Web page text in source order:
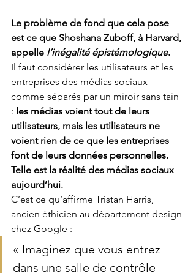
Le problème de fond que cela pose
est ce que Shoshana Zuboff, à Harvard,
appelle l’inégalité épistémologique.
Il faut considérer les utilisateurs et les
entreprises des médias sociaux
comme séparés par un miroir sans tain
: les médias voient tout de leurs
utilisateurs, mais les utilisateurs ne
voient rien de ce que les entreprises
font de leurs données personnelles.
Telle est la réalité des médias sociaux
aujourd’hui.
C’est ce qu’affirme Tristan Harris,
ancien éthicien au département design
chez Google :
« Imaginez que vous entrez
dans une salle de contrôle